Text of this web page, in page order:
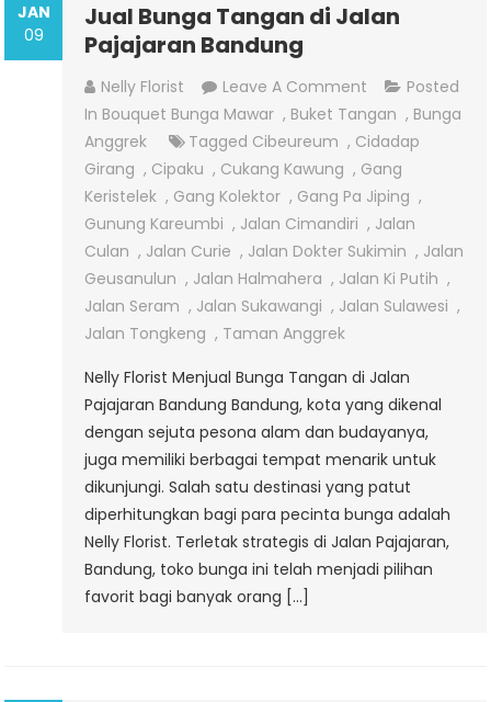
JAN
09
Jual Bunga Tangan di Jalan
Pajajaran Bandung
Nelly Florist Leave A Comment On
Jual
Bunga
Tangan
Di
Jalan
Pajajaran
Bandung
Posted
In Bouquet Bunga Mawar , Buket Tangan , Bunga
Anggrek
Tagged Cibeureum , Cidadap
Girang , Cipaku , Cukang Kawung , Gang
Keristelek , Gang Kolektor , Gang Pa Jiping ,
Gunung Kareumbi , Jalan Cimandiri , Jalan
Culan , Jalan Curie , Jalan Dokter Sukimin , Jalan
Geusanulun , Jalan Halmahera , Jalan Ki Putih ,
Jalan Seram , Jalan Sukawangi , Jalan Sulawesi ,
Jalan Tongkeng , Taman Anggrek
Nelly Florist Menjual Bunga Tangan di Jalan
Pajajaran Bandung Bandung, kota yang dikenal
dengan sejuta pesona alam dan budayanya,
juga memiliki berbagai tempat menarik untuk
dikunjungi. Salah satu destinasi yang patut
diperhitungkan bagi para pecinta bunga adalah
Nelly Florist. Terletak strategis di Jalan Pajajaran,
Bandung, toko bunga ini telah menjadi pilihan
favorit bagi banyak orang […]